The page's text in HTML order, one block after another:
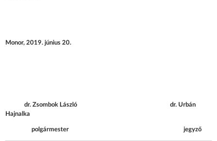
Monor, 2019. június 20.
dr. Zsombok László dr. Urbán
Hajnalka
polgármester jegyző